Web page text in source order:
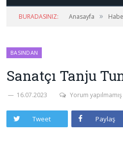
BURADASINIZ: Anasayfa »
BASINDAN
Sanatçı Tanju
16.07.2023 Yorum yapılmamış
Tweet Paylaş